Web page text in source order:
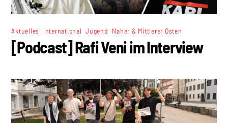
Aktuelles International ,Jugend Naher & Mittlerer Osten
[Podcast] Rafi Veni im Interview